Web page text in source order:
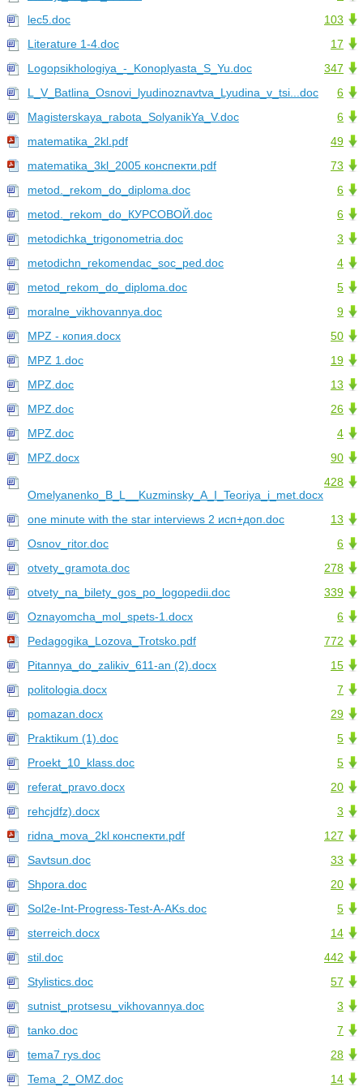
103
leс5.doc
17
Literature 1-4.doc
347
Logopsikhologiya_-_Konoplyasta_S_Yu.doc
6
L_V_Batlina_Osnovi_lyudinoznavtva_Lyudina_v_tsi...doc
6
Magisterskaya_rabota_SolyanikYa_V.doc
49
matematika_2kl.pdf
73
matematika_3kl_2005 конспекти.pdf
6
metod._rekom_do_diploma.doc
6
metod._rekom_do_КУРСОВОЙ.doc
3
metodichka_trigonometria.doc
4
metodichn_rekomendac_soc_ped.doc
5
metod_rekom_do_diploma.doc
9
moralne_vikhovannya.doc
50
MPZ - копия.docx
19
MPZ 1.doc
13
MPZ.doc
26
MPZ.doc
4
MPZ.doc
90
MPZ.docx
428
Omelyanenko_B_L__Kuzminsky_A_I_Teoriya_i_met.docx
13
one minute with the star interviews 2 исп+доп.doc
6
Osnov_ritor.doc
278
otvety_gramota.doc
339
otvety_na_bilety_gos_po_logopedii.doc
6
Oznayomcha_mol_spets-1.docx
772
Pedagogika_Lozova_Trotsko.pdf
15
Pitannya_do_zalikiv_611-an (2).docx
7
politologia.docx
29
pomazan.docx
5
Praktikum (1).doc
5
Proekt_10_klass.doc
20
referat_pravo.docx
3
rehcjdfz).docx
127
ridna_mova_2kl конспекти.pdf
33
Savtsun.doc
20
Shpora.doc
5
Sol2e-Int-Progress-Test-A-AKs.doc
14
sterreich.docx
442
stil.doc
57
Stylistics.doc
3
sutnist_protsesu_vikhovannya.doc
7
tanko.doc
28
tema7 rys.doc
14
Tema_2_OMZ.doc